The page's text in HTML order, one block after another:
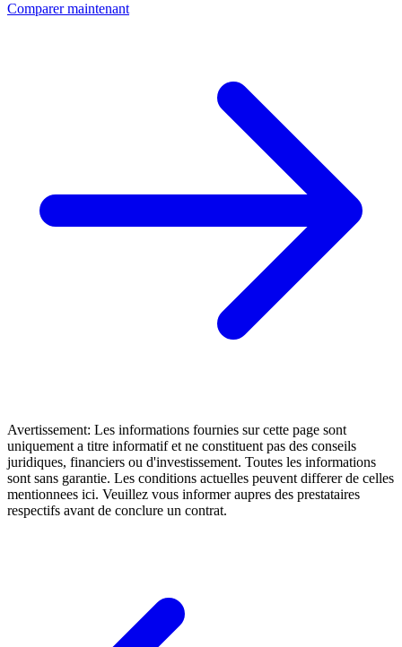
Comparer maintenant
Avertissement: Les informations fournies sur cette page sont
uniquement a titre informatif et ne constituent pas des conseils
juridiques, financiers ou d'investissement. Toutes les informations
sont sans garantie. Les conditions actuelles peuvent differer de celles
mentionnees ici. Veuillez vous informer aupres des prestataires
respectifs avant de conclure un contrat.